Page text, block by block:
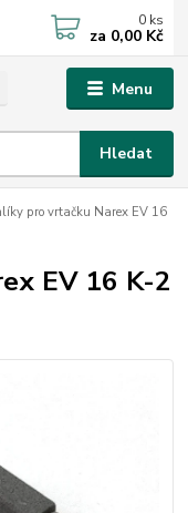
Menu
Hledat
0 ks
za 0,00 Kč
pro vrtačku Narex EV 16
EV 16 K-2